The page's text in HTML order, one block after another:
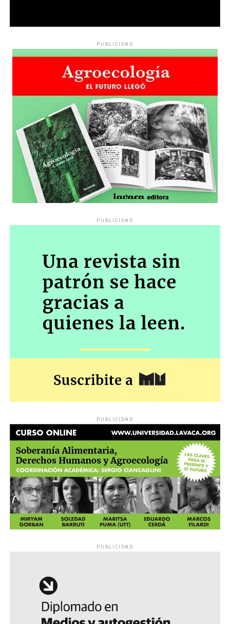
PUBLICIDAD
PUBLICIDAD
PUBLICIDAD
PUBLICIDAD